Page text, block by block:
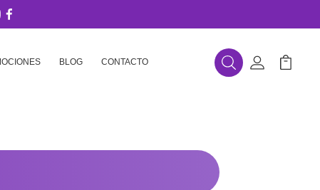
BLOG CONTACTO BuscarMi Cuenta
Mi